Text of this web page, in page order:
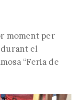
moment per
el
“Feria de